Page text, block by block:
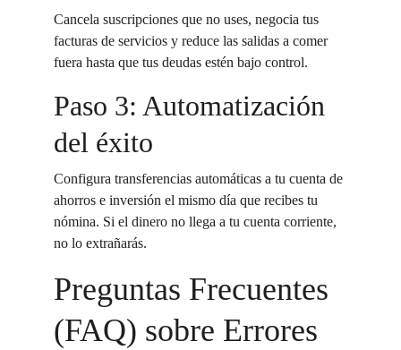
Cancela suscripciones que no uses, negocia tus
facturas de servicios y reduce las salidas a comer
fuera hasta que tus deudas estén bajo control.
Paso 3: Automatización
del éxito
Configura transferencias automáticas a tu cuenta de
ahorros e inversión el mismo día que recibes tu
nómina. Si el dinero no llega a tu cuenta corriente,
no lo extrañarás.
Preguntas Frecuentes
(FAQ) sobre Errores